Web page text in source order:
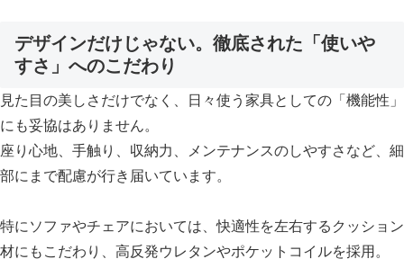
デザインだけじゃない。徹底された「使いや
すさ」へのこだわり
見た目の美しさだけでなく、日々使う家具としての「機能性」
にも妥協はありません。
座り心地、手触り、収納力、メンテナンスのしやすさなど、細
部にまで配慮が行き届いています。
特にソファやチェアにおいては、快適性を左右するクッション
材にもこだわり、高反発ウレタンやポケットコイルを採用。